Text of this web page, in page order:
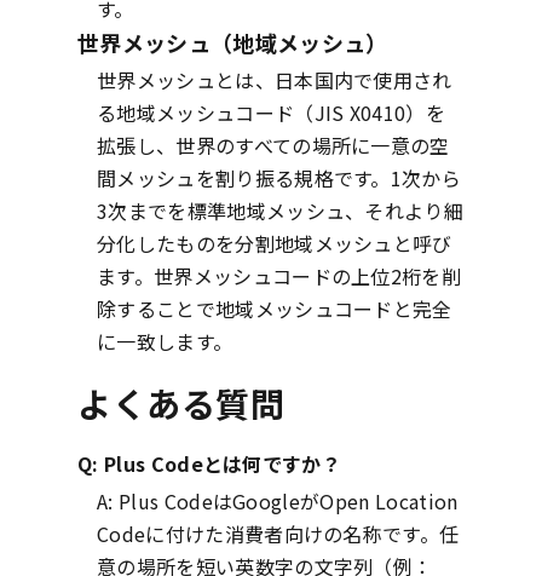
す。
世界メッシュ（地域メッシュ）
世界メッシュとは、日本国内で使用され
る地域メッシュコード（JIS X0410）を
拡張し、世界のすべての場所に一意の空
間メッシュを割り振る規格です。1次から
3次までを標準地域メッシュ、それより細
分化したものを分割地域メッシュと呼び
ます。世界メッシュコードの上位2桁を削
除することで地域メッシュコードと完全
に一致します。
よくある質問
Q: Plus Codeとは何ですか？
A: Plus CodeはGoogleがOpen Location
Codeに付けた消費者向けの名称です。任
意の場所を短い英数字の文字列（例：